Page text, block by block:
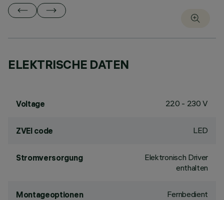
ELEKTRISCHE DATEN
Voltage 220 - 230 V
ZVEI code LED
Stromversorgung
Elektronisch Driver
enthalten
Montageoptionen Fernbedient